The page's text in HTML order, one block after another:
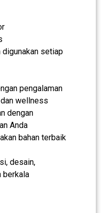
digunakan setiap
pengalaman
wellness
dengan
Anda
bahan terbaik
desain,
berkala